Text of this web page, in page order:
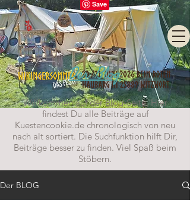
Der Blog
Willkommen auf der Blog-Seite. Hier
findest Du alle Beiträge auf
Kuestencookie.de chronologisch von neu
nach alt sortiert. Die Suchfunktion hilft Dir,
Beiträge besser zu finden. Viel Spaß beim
Stöbern.
Der BLOG